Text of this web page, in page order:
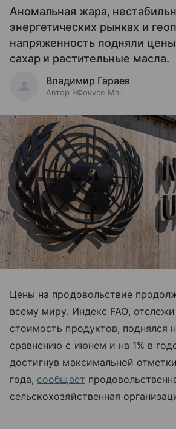
Аномальная жара,
энергетических рынках и
напряженность подняли
сахар и растительные масла.
Владимир Гараев
Автор ВФокусе Mail
Цены на продовольствие
всему миру. Индекс FAO,
стоимость продуктов, поднялся
сравнению с июнем и на 1% в
достигнув максимальной
года, сообщает
сельскохозяйственная